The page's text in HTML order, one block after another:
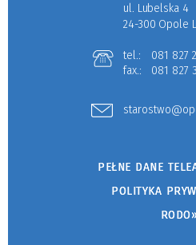
ul. Lubelska 4
24-300 Opole
tel.:
081 827
fax.:
081 827
PEŁNE DANE
POLITYKA
RODO»